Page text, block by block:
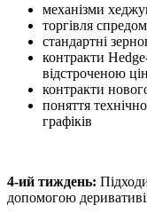
механізми
торгівля
стандартні
контракти
відстроченою
контракти
поняття
графіків
4-ий тиждень:
допомогою